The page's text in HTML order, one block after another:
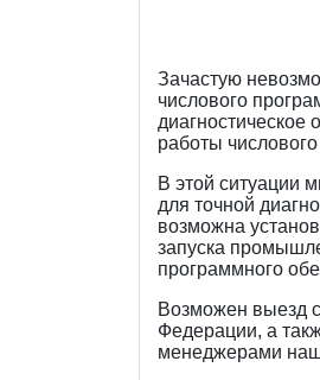
Зачастую
числового
работы
В этой ситуации
для точной
возможна
запуска
программного
Возможен выезд
Федерации, а
менеджерами